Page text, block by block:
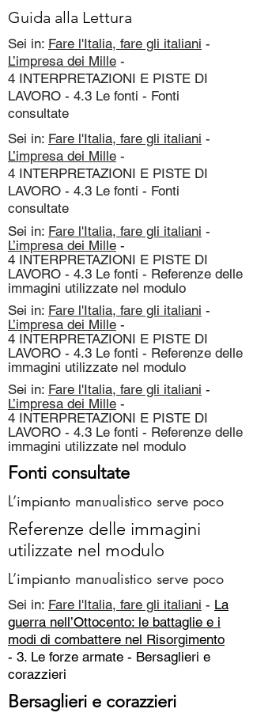
Guida alla Lettura
Sei in: Fare l'Italia, fare gli italiani -
L’impresa dei Mille -
4 INTERPRETAZIONI E PISTE DI
LAVORO - 4.3 Le fonti - Fonti
consultate
Sei in: Fare l'Italia, fare gli italiani -
L’impresa dei Mille -
4 INTERPRETAZIONI E PISTE DI
LAVORO - 4.3 Le fonti - Fonti
consultate
Sei in: Fare l'Italia, fare gli italiani -
L’impresa dei Mille -
4 INTERPRETAZIONI E PISTE DI
LAVORO - 4.3 Le fonti - Referenze delle
immagini utilizzate nel modulo
Sei in: Fare l'Italia, fare gli italiani -
L’impresa dei Mille -
4 INTERPRETAZIONI E PISTE DI
LAVORO - 4.3 Le fonti - Referenze delle
immagini utilizzate nel modulo
Sei in: Fare l'Italia, fare gli italiani -
L’impresa dei Mille -
4 INTERPRETAZIONI E PISTE DI
LAVORO - 4.3 Le fonti - Referenze delle
immagini utilizzate nel modulo
Fonti consultate
L’impianto manualistico serve poco
Referenze delle immagini
utilizzate nel modulo
L’impianto manualistico serve poco
Sei in: Fare l'Italia, fare gli italiani - La
guerra nell’Ottocento: le battaglie e i
modi di combattere nel Risorgimento
- 3. Le forze armate - Bersaglieri e
corazzieri
Bersaglieri e corazzieri